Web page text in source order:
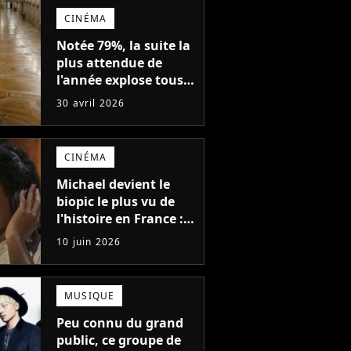
CINÉMA
Notée 79%, la suite la
plus attendue de
l'année explose tous
les scores au box-
30 avril 2026
CINÉMA
Michael devient le
biopic le plus vu de
l'histoire en France :
mais quel film a-t-il
battu ?
10 juin 2026
MUSIQUE
Peu connu du grand
public, ce groupe de